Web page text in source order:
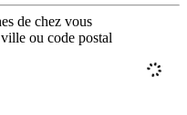
de chez vous
ou code postal